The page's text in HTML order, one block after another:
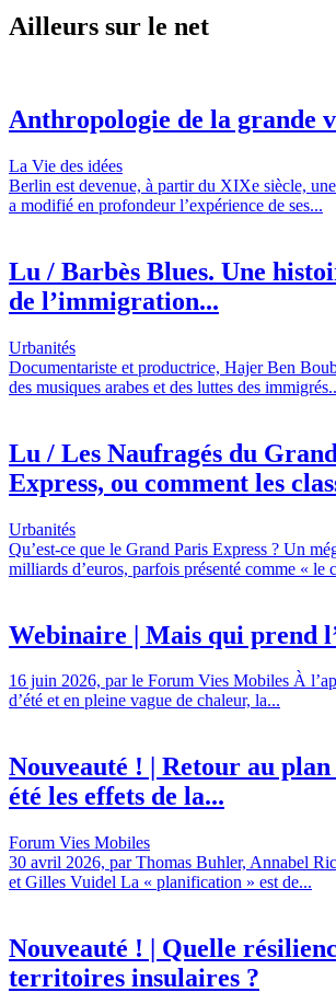
Ailleurs sur le net
Anthropologie de la grande
La Vie des idées
Berlin est devenue, à partir du XIXe siècle,
a modifié en profondeur l’expérience de ses...
Lu / Barbès Blues. Une
de l’immigration...
Urbanités
Documentariste et productrice, Hajer Ben
des musiques arabes et des luttes des
Lu / Les Naufragés du
Express, ou comment les
Urbanités
Qu’est-ce que le Grand Paris Express ? Un
milliards d’euros, parfois présenté comme « le
Webinaire | Mais qui prend
16 juin 2026, par le Forum Vies Mobiles À
d’été et en pleine vague de chaleur, la...
Nouveauté ! | Retour au
été les effets de la...
Forum Vies Mobiles
30 avril 2026, par Thomas Buhler, Annabel
et Gilles Vuidel La « planification » est de...
Nouveauté ! | Quelle
territoires insulaires ?